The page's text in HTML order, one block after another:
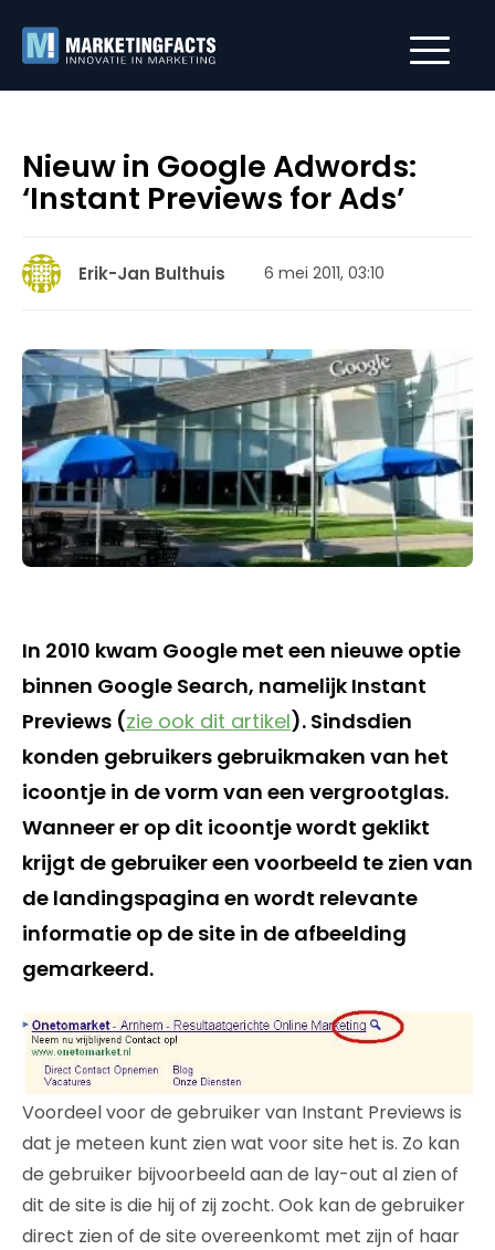
Nieuw in Google Adwords:
‘Instant Previews for Ads’
Erik-Jan Bulthuis 6 mei 2011, 03:10
In 2010 kwam Google met een nieuwe optie
binnen Google Search, namelijk Instant
Previews (zie ook dit artikel). Sindsdien
konden gebruikers gebruikmaken van het
icoontje in de vorm van een vergrootglas.
Wanneer er op dit icoontje wordt geklikt
krijgt de gebruiker een voorbeeld te zien van
de landingspagina en wordt relevante
informatie op de site in de afbeelding
gemarkeerd.
Voordeel voor de gebruiker van Instant Previews is
dat je meteen kunt zien wat voor site het is. Zo kan
de gebruiker bijvoorbeeld aan de lay-out al zien of
dit de site is die hij of zij zocht. Ook kan de gebruiker
direct zien of de site overeenkomt met zijn of haar